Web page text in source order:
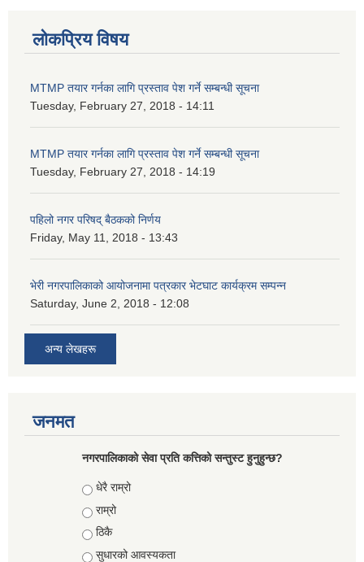
लोकप्रिय विषय
MTMP तयार गर्नका लागि प्रस्ताव पेश गर्ने सम्बन्धी सूचना
Tuesday, February 27, 2018 - 14:11
MTMP तयार गर्नका लागि प्रस्ताव पेश गर्ने सम्बन्धी सूचना
Tuesday, February 27, 2018 - 14:19
पहिलो नगर परिषद् बैठकको निर्णय
Friday, May 11, 2018 - 13:43
भेरी नगरपालिकाको आयोजनामा पत्रकार भेटघाट कार्यक्रम सम्पन्न
Saturday, June 2, 2018 - 12:08
अन्य लेखहरू
जनमत
नगरपालिकाको सेवा प्रति कत्तिको सन्तुस्ट हुनुहुन्छ?
Choices
धेरै राम्रो
राम्रो
ठिकै
सुधारको आवस्यकता